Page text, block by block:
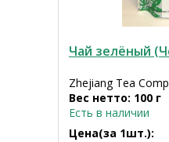
Чай зелёный
Zhejiang Tea
Вес нетто: 100 г
Есть в наличии
Цена(за 1шт.):